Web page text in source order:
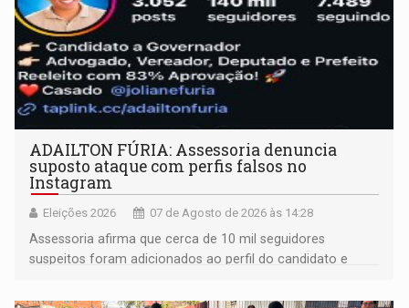
ADAILTON FÚRIA: Assessoria denuncia
suposto ataque com perfis falsos no
Instagram
Eleições 2026 07 de Agosto de 2026 às 14:28
Assessoria afirma que cerca de 10 mil seguidores
suspeitos foram adicionados ao perfil do candidato e
remover as contas